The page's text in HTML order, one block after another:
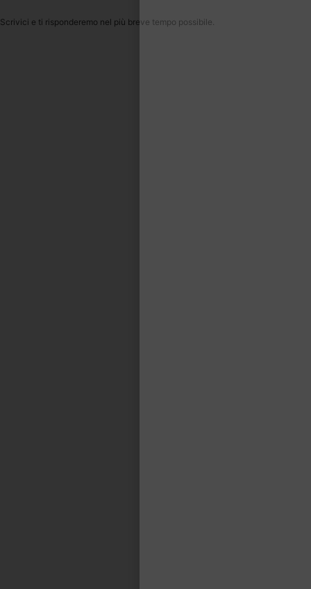
Scrivici e ti risponderemo nel più breve tempo possibile.